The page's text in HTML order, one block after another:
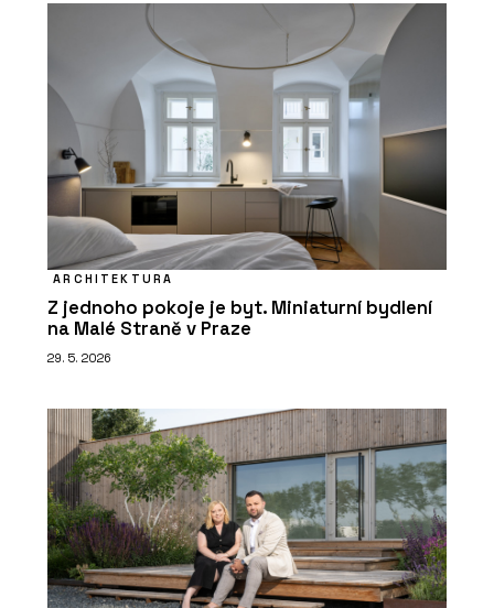
ARCHITEKTURA
Z jednoho pokoje je byt. Miniaturní bydlení
na Malé Straně v Praze
29. 5. 2026